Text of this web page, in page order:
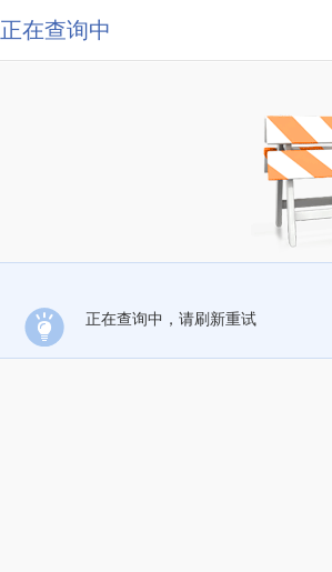
正在查询中
正在查询中，请刷新重试